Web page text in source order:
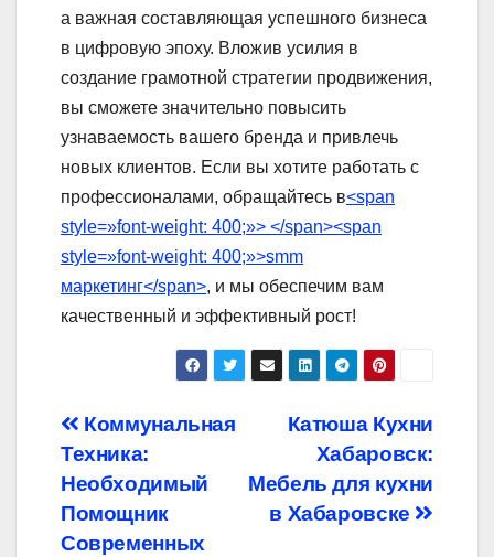
а важная составляющая успешного бизнеса
в цифровую эпоху. Вложив усилия в
создание грамотной стратегии продвижения,
вы сможете значительно повысить
узнаваемость вашего бренда и привлечь
новых клиентов. Если вы хотите работать с
профессионалами, обращайтесь в<span
style=»font-weight: 400;»> </span><span
style=»font-weight: 400;»>smm
маркетинг</span>, и мы обеспечим вам
качественный и эффективный рост!
Навигация
по
записям
Катюша Кухни
Хабаровск:
Мебель для кухни
в Хабаровске
Коммунальная
Техника:
Необходимый
Помощник
Современных